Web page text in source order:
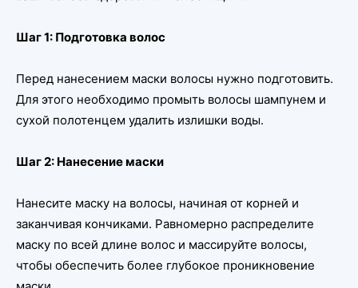
Шаг 1: Подготовка волос
Перед нанесением маски волосы нужно подготовить.
Для этого необходимо промыть волосы шампунем и
сухой полотенцем удалить излишки воды.
Шаг 2: Нанесение маски
Нанесите маску на волосы, начиная от корней и
заканчивая кончиками. Равномерно распределите
маску по всей длине волос и массируйте волосы,
чтобы обеспечить более глубокое проникновение